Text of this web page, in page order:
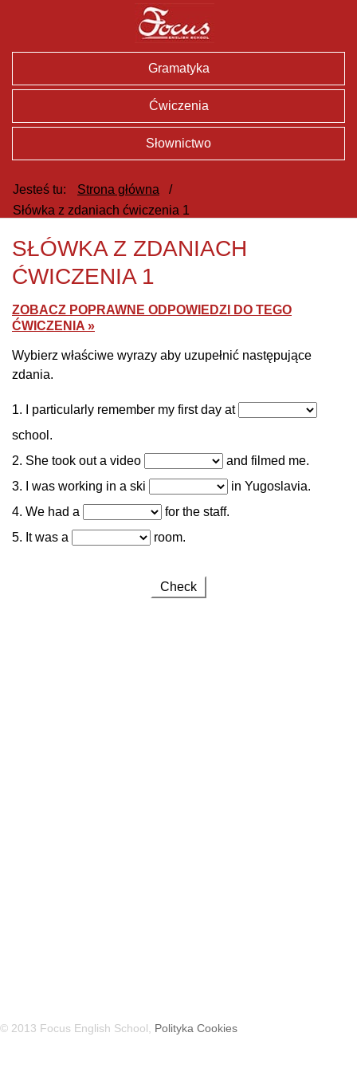
SŁÓWKA Z ZDANIACH
ĆWICZENIA 1
ZOBACZ POPRAWNE ODPOWIEDZI DO TEGO
ĆWICZENIA »
Wybierz właściwe wyrazy aby uzupełnić następujące
zdania.
1. I particularly remember my first day at
school.
2. She took out a video
and filmed me.
3. I was working in a ski
in Yugoslavia.
4. We had a
for the staff.
5. It was a
room.
Check
© 2013 Focus English School, Polityka Cookies
Gramatyka
Ćwiczenia
Słownictwo
Jesteś tu: Strona główna
/
Słówka z zdaniach ćwiczenia 1